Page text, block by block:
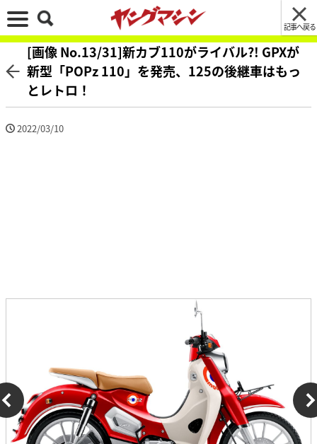
記事へ戻る
[画像 No.13/31]新カブ110がライバル?! GPXが
新型「POPz 110」を発売、125の後継車はもっ
とレトロ！
2022/03/10